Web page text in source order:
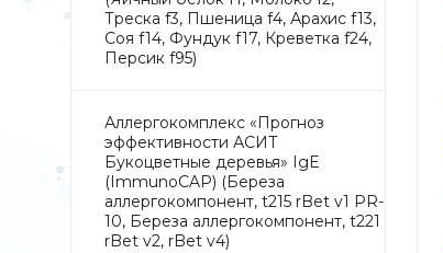
Треска f3, Пшеница f4, Арахис f13,
Соя f14, Фундук f17, Креветка f24,
Персик f95)
Аллергокомплекс «Прогноз
эффективности АСИТ
Букоцветные деревья» IgE
(ImmunoCAP) (Береза
аллергокомпонент, t215 rBet v1 PR-
10, Береза аллергокомпонент, t221
rBet v2, rBet v4)